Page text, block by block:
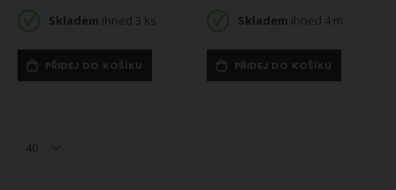
Skladem ihned 3 ks
PŘIDEJ DO KOŠÍKU
Skladem ihned 4 m
PŘIDEJ DO KOŠÍKU